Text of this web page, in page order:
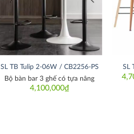
SL TB Tulip 2-06W / CB2256-PS
4,100,000₫
Bộ bàn bar 3 ghế có tựa nâng
SL